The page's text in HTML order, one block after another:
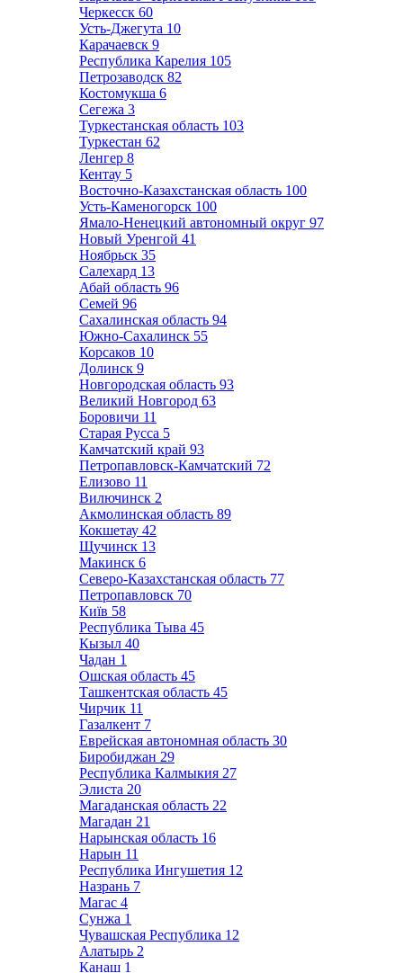
Черкесск 60
Усть-Джегута 10
Карачаевск 9
Республика Карелия 105
Петрозаводск 82
Костомукша 6
Сегежа 3
Туркестанская область 103
Туркестан 62
Ленгер 8
Кентау 5
Восточно-Казахстанская область 100
Усть-Каменогорск 100
Ямало-Ненецкий автономный округ 97
Новый Уренгой 41
Ноябрьск 35
Салехард 13
Абай область 96
Семей 96
Сахалинская область 94
Южно-Сахалинск 55
Корсаков 10
Долинск 9
Новгородская область 93
Великий Новгород 63
Боровичи 11
Старая Русса 5
Камчатский край 93
Петропавловск-Камчатский 72
Елизово 11
Вилючинск 2
Акмолинская область 89
Кокшетау 42
Щучинск 13
Макинск 6
Северо-Казахстанская область 77
Петропавловск 70
Київ 58
Республика Тыва 45
Кызыл 40
Чадан 1
Ошская область 45
Ташкентская область 45
Чирчик 11
Газалкент 7
Еврейская автономная область 30
Биробиджан 29
Республика Калмыкия 27
Элиста 20
Магаданская область 22
Магадан 21
Нарынская область 16
Нарын 11
Республика Ингушетия 12
Назрань 7
Магас 4
Сунжа 1
Чувашская Республика 12
Алатырь 2
Канаш 1